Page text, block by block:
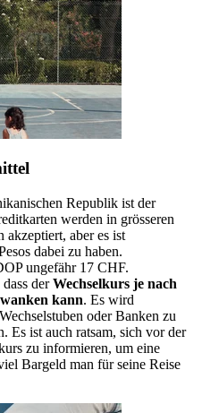
Republik ist der
werden in grösseren
akzeptiert, aber es ist
dabei zu haben.
ungefähr 17 CHF.
derWechselkurs je nach
kann. Es wird
oder Banken zu
Es ist auch ratsam, sich vor der
zu informieren, um eine
Bargeld man für seine Reise